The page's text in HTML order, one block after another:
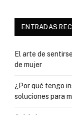
ENTRADAS
El arte de
de mujer
¿Por qué tengo
soluciones para